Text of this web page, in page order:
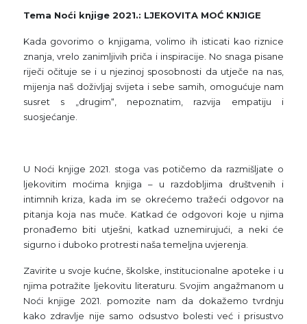
Tema Noći knjige 2021.: LJEKOVITA MOĆ KNJIGE
Kada govorimo o knjigama, volimo ih isticati kao riznice
znanja, vrelo zanimljivih priča i inspiracije. No snaga pisane
riječi očituje se i u njezinoj sposobnosti da utječe na nas,
mijenja naš doživljaj svijeta i sebe samih, omogućuje nam
susret s „drugim“, nepoznatim, razvija empatiju i
suosjećanje.
U Noći knjige 2021. stoga vas potičemo da razmišljate o
ljekovitim moćima knjiga – u razdobljima društvenih i
intimnih kriza, kada im se okrećemo tražeći odgovor na
pitanja koja nas muče. Katkad će odgovori koje u njima
pronađemo biti utješni, katkad uznemirujući, a neki će
sigurno i duboko protresti naša temeljna uvjerenja.
Zavirite u svoje kućne, školske, institucionalne apoteke i u
njima potražite ljekovitu literaturu. Svojim angažmanom u
Noći knjige 2021. pomozite nam da dokažemo tvrdnju
kako zdravlje nije samo odsustvo bolesti već i prisustvo